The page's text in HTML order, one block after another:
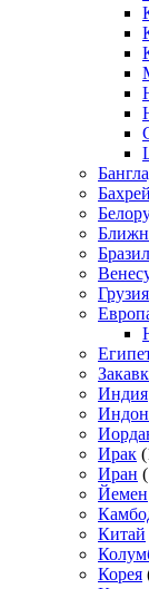
Грузия
Индия
Ирак
Иран
Йемен
Китай
Корея